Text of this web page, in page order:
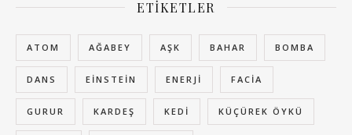
ETIKETLER
ATOM AĞABEY AŞK BAHAR BOMBA
DANS EINSTEIN ENERJI FACIA
GURUR KARDEŞ KEDI KÜÇÜREK ÖYKÜ